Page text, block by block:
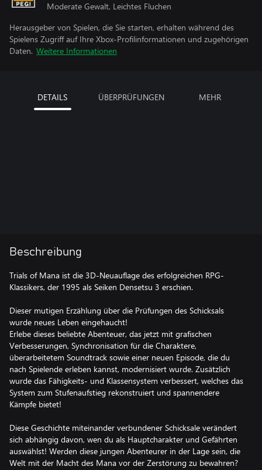
Moderate Gewalt, Leichtes Fluchen
Herausgeber von Spielen, die Sie starten, erhalten während des
Spielens Zugriff auf Ihre Xbox-Profilinformationen und zugehörigen
Daten. Weitere Informationen
DETAILS ÜBERPRÜFUNGEN MEHR
Beschreibung
Trials of Mana ist die 3D-Neuauflage des erfolgreichen RPG-
Klassikers, der 1995 als Seiken Densetsu 3 erschien.
Dieser mutigen Erzählung über die Prüfungen des Schicksals
wurde neues Leben eingehaucht!
Erlebe dieses beliebte Abenteuer, das jetzt mit grafischen
Verbesserungen, Synchronisation für die Charaktere,
überarbeitetem Soundtrack sowie einer neuen Episode, die du
nach Spielende erleben kannst, modernisiert wurde. Zusätzlich
wurde das Fähigkeits- und Klassensystem verbessert, welches das
System zum Stufenaufstieg rekonstruiert und spannendere
Kämpfe bietet!
Diese Geschichte miteinander verbundener Schicksale verändert
sich abhängig davon, wen du als Hauptcharakter und Gefährten
auswählst! Werden diese jungen Abenteurer in der Lage sein, die
Welt mit der Macht des Mana vor der Zerstörung zu bewahren?